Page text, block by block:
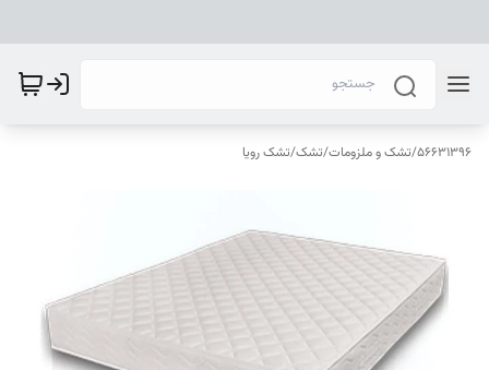
56631396
/تشک و ملزومات/تشک/تشک رویا